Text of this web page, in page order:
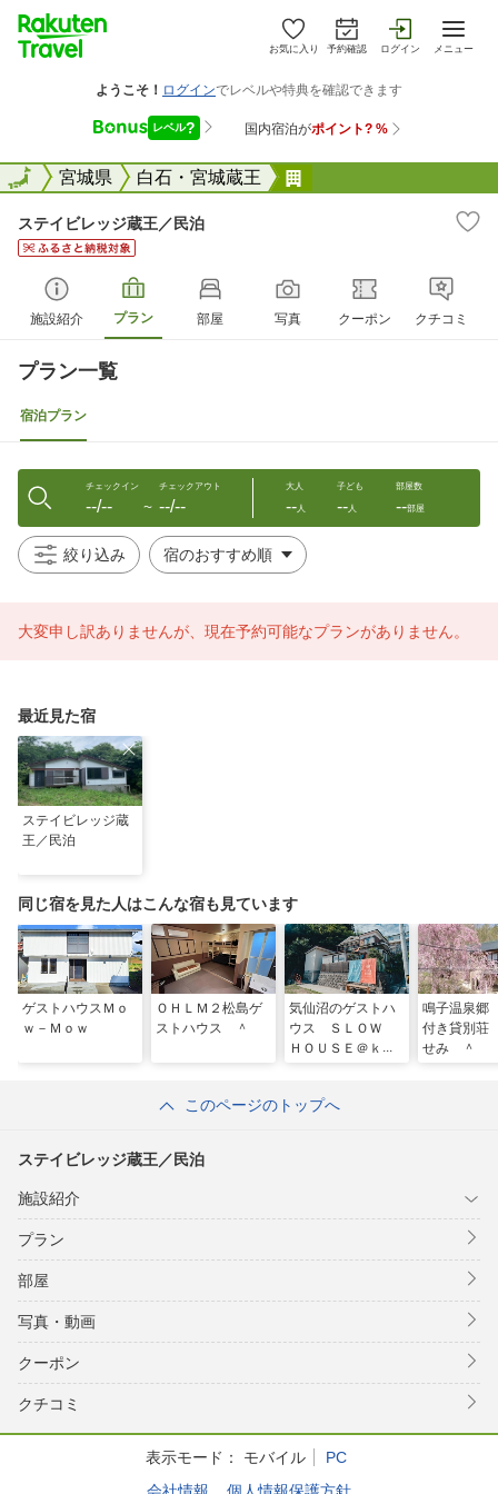
お気に入り 予約確認 ログイン メニュー
全国宮城県 白石・宮城蔵王
全国
ステイビレッジ蔵王／民泊
施設紹介 プラン 部屋 写真 クーポン クチコミ
プラン一覧
宿泊プラン
チェックイン
--/-- 〜
チェックアウト
--/--
大人
--人
子ども
--人
部屋数
--部屋
絞り込み
大変申し訳ありませんが、現在予約可能なプランがありません。
最近見た宿
ステイビレッジ蔵
王／民泊
同じ宿を見た人はこんな宿も見ています
ゲストハウスＭｏ
ｗ－Ｍｏｗ
ＯＨＬＭ２松島ゲ
ストハウス ＾
気仙沼のゲストハ
ウス ＳＬＯＷ
ＨＯＵＳＥ＠ｋｅ
３号室） ＾
鳴子温泉
付き貸別
せみ ＾
このページのトップへ
ステイビレッジ蔵王／民泊
施設紹介
プラン
部屋
写真・動画
クーポン
クチコミ
表示モード： モバイル
PC